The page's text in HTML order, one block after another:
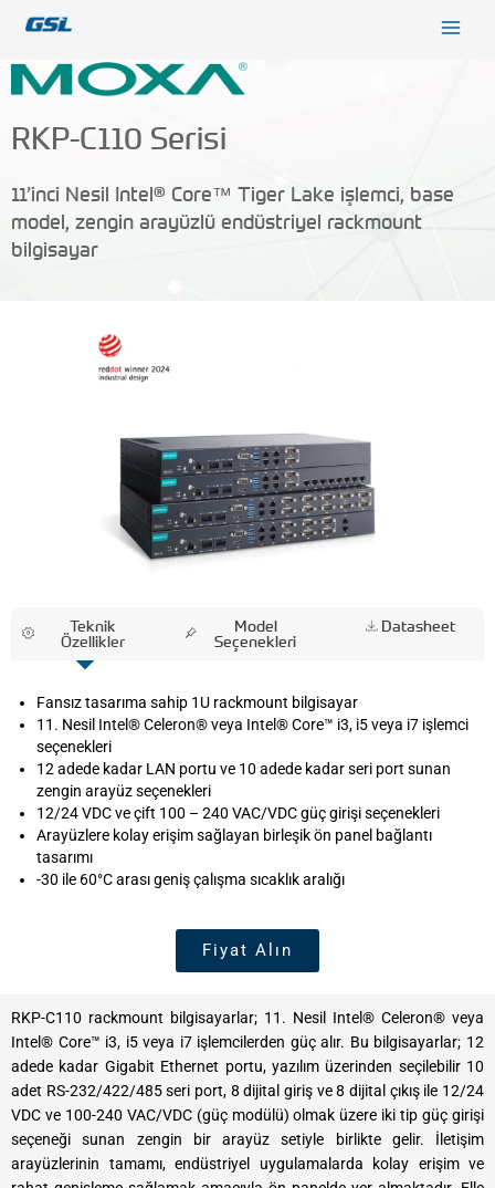
RKP-C110 Serisi
11’inci Nesil Intel® Core™ Tiger Lake işlemci, base
model, zengin arayüzlü endüstriyel rackmount
bilgisayar
Teknik
Özellikler
Model
Seçenekleri
Datasheet
Fansız tasarıma sahip 1U rackmount bilgisayar
11. Nesil Intel® Celeron® veya Intel® Core™ i3, i5 veya i7 işlemci
seçenekleri
12 adede kadar LAN portu ve 10 adede kadar seri port sunan
zengin arayüz seçenekleri
12/24 VDC ve çift 100 – 240 VAC/VDC güç girişi seçenekleri
Arayüzlere kolay erişim sağlayan birleşik ön panel bağlantı
tasarımı
-30 ile 60°C arası geniş çalışma sıcaklık aralığı
Fiyat Alın
RKP-C110 rackmount bilgisayarlar; 11. Nesil Intel® Celeron® veya
Intel® Core™ i3, i5 veya i7 işlemcilerden güç alır. Bu bilgisayarlar; 12
adede kadar Gigabit Ethernet portu, yazılım üzerinden seçilebilir 10
adet RS-232/422/485 seri port, 8 dijital giriş ve 8 dijital çıkış ile 12/24
VDC ve 100-240 VAC/VDC (güç modülü) olmak üzere iki tip güç girişi
seçeneği sunan zengin bir arayüz setiyle birlikte gelir. İletişim
arayüzlerinin tamamı, endüstriyel uygulamalarda kolay erişim ve